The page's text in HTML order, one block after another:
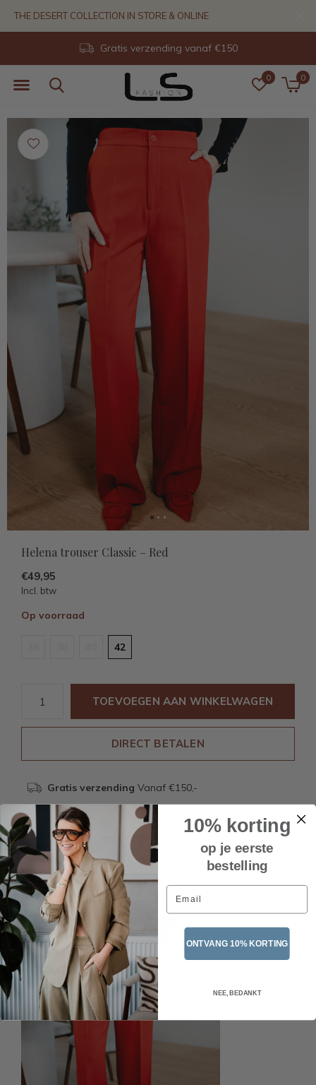
0 0
Gratis verzending vanaf €150
THE DESERT COLLECTION IN STORE & ONLINE
Helena trouser Classic – Red
€49,95
Incl. btw
Op voorraad
42
TOEVOEGEN AAN WINKELWAGEN
DIRECT BETALEN
Gratis verzending Vanaf €150,-
Beschrijving
Recente artikelen
10% korting
op je eerste
bestelling
Email
ONTVANG 10% KORTING
NEE, BEDANKT